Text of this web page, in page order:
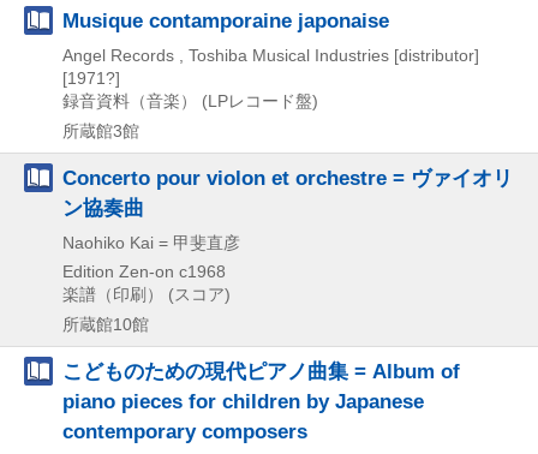
Musique contamporaine japonaise
Angel Records , Toshiba Musical Industries [distributor]
[1971?]
録音資料（音楽） (LPレコード盤)
所蔵館3館
Concerto pour violon et orchestre = ヴァイオリ
ン協奏曲
Naohiko Kai = 甲斐直彦
Edition Zen-on c1968
楽譜（印刷） (スコア)
所蔵館10館
こどものための現代ピアノ曲集 = Album of
piano pieces for children by Japanese
contemporary composers